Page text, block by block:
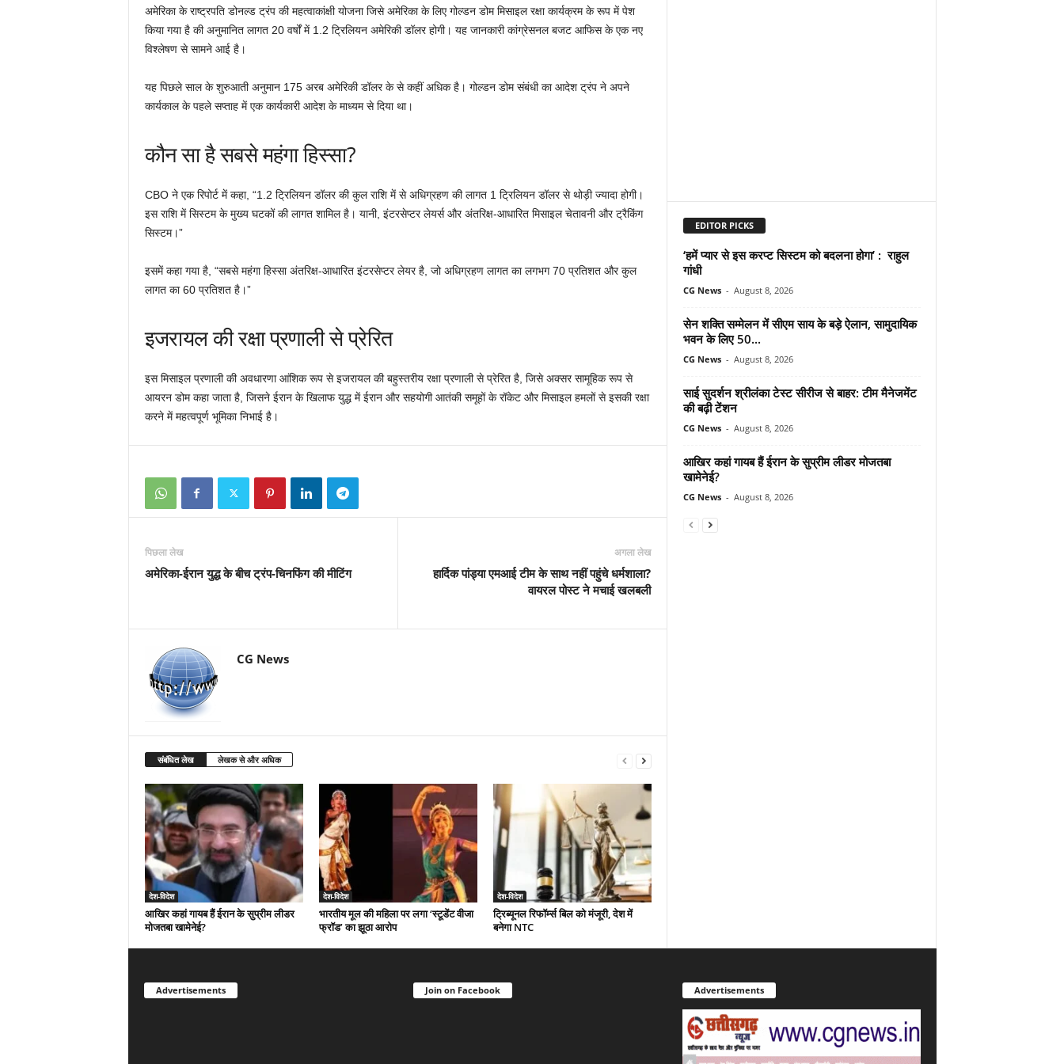
अमेरिका के राष्ट्रपति डोनल्ड ट्रंप की महत्वाकांक्षी योजना जिसे अमेरिका के लिए गोल्डन डोम मिसाइल रक्षा कार्यक्रम के रूप में पेश
किया गया है की अनुमानित लागत 20 वर्षों में 1.2 ट्रिलियन अमेरिकी डॉलर होगी। यह जानकारी कांग्रेसनल बजट आफिस के एक नए
विश्लेषण से सामने आई है।
यह पिछले साल के शुरुआती अनुमान 175 अरब अमेरिकी डॉलर के से कहीं अधिक है। गोल्डन डोम संबंधी का आदेश ट्रंप ने अपने
कार्यकाल के पहले सप्ताह में एक कार्यकारी आदेश के माध्यम से दिया था।
कौन सा है सबसे महंगा हिस्सा?
CBO ने एक रिपोर्ट में कहा, “1.2 ट्रिलियन डॉलर की कुल राशि में से अधिग्रहण की लागत 1 ट्रिलियन डॉलर से थोड़ी ज्यादा होगी।
इस राशि में सिस्टम के मुख्य घटकों की लागत शामिल है। यानी, इंटरसेप्टर लेयर्स और अंतरिक्ष-आधारित मिसाइल चेतावनी और ट्रैकिंग
सिस्टम।”
इसमें कहा गया है, “सबसे महंगा हिस्सा अंतरिक्ष-आधारित इंटरसेप्टर लेयर है, जो अधिग्रहण लागत का लगभग 70 प्रतिशत और कुल
लागत का 60 प्रतिशत है।”
इजरायल की रक्षा प्रणाली से प्रेरित
इस मिसाइल प्रणाली की अवधारणा आंशिक रूप से इजरायल की बहुस्तरीय रक्षा प्रणाली से प्रेरित है, जिसे अक्सर सामूहिक रूप से
आयरन डोम कहा जाता है, जिसने ईरान के खिलाफ युद्ध में ईरान और सहयोगी आतंकी समूहों के रॉकेट और मिसाइल हमलों से इसकी रक्षा
करने में महत्वपूर्ण भूमिका निभाई है।
पिछला लेख
अमेरिका-ईरान युद्ध के बीच ट्रंप-चिनफिंग की मीटिंग
अगला लेख
हार्दिक पांड्या एमआई टीम के साथ नहीं पहुंचे धर्मशाला?
वायरल पोस्ट ने मचाई खलबली
CG News
संबंधित लेख लेखक से और अधिक
देश-विदेश
आखिर कहां गायब हैं ईरान के सुप्रीम लीडर
मोजतबा खामेनेई?
देश-विदेश
भारतीय मूल की महिला पर लगा ‘स्टूडेंट वीजा
फ्रॉड’ का झूठा आरोप
देश-विदेश
ट्रिब्यूनल रिफॉर्म्स बिल को मंजूरी, देश में
बनेगा NTC
EDITOR PICKS
‘हमें प्यार से इस करप्ट सिस्टम को बदलना होगा’ : राहुल
गांधी
CG News - August 8, 2026
सेन शक्ति सम्मेलन में सीएम साय के बड़े ऐलान, सामुदायिक
भवन के लिए 50...
CG News - August 8, 2026
साई सुदर्शन श्रीलंका टेस्ट सीरीज से बाहर: टीम मैनेजमेंट
की बढ़ी टेंशन
CG News - August 8, 2026
आखिर कहां गायब हैं ईरान के सुप्रीम लीडर मोजतबा
खामेनेई?
CG News - August 8, 2026
Advertisements Join on Facebook Advertisements